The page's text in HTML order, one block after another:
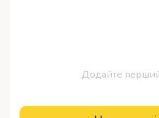
Додайте